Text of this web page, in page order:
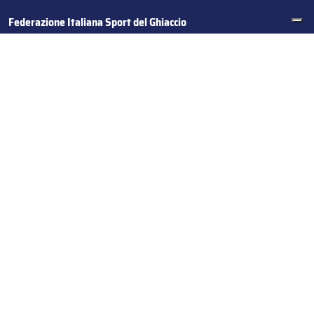
Federazione Italiana Sport del Ghiaccio
© 2024